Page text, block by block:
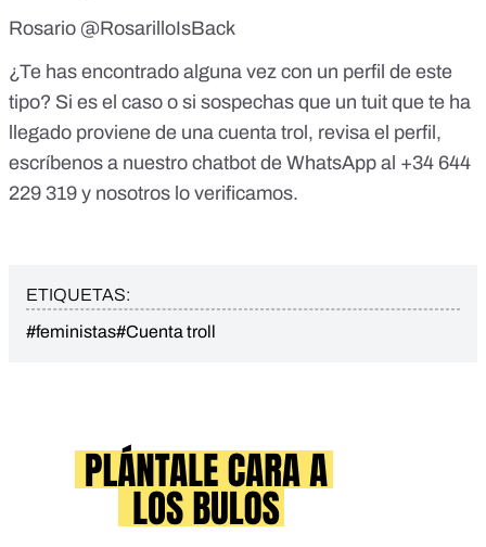
Rosario @RosarilloIsBack
¿Te has encontrado alguna vez con un perfil de este
tipo? Si es el caso o si sospechas que un tuit que te ha
llegado proviene de una cuenta trol, revisa el perfil,
escríbenos a nuestro chatbot de WhatsApp al +34 644
229 319 y nosotros lo verificamos.
ETIQUETAS:
#feministas#Cuenta troll